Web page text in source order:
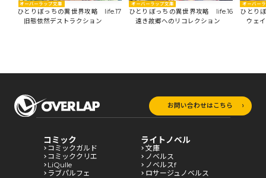
オーバーラップ文庫
ひとりぼっちの異世界攻略 life.17
旧態依然デストラクション
オーバーラップ文庫
ひとりぼっちの異世界攻略 life.16
遠き故郷へのリコレクション
オーバー
ひとり
ウェイ
お問い合わせはこちら
コミック
コミックガルド
コミッククリエ
LiQulle
ラブパルフェ
ライトノベル
文庫
ノベルス
ノベルスf
ロサージュノベルス